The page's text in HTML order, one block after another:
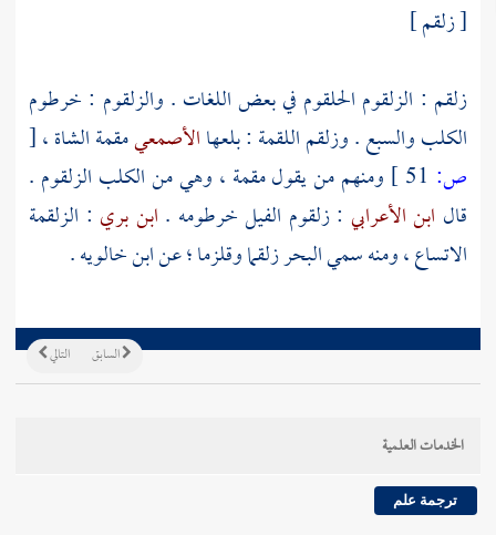
[ زلقم ]
زلقم : الزلقوم الحلقوم في بعض اللغات . والزلقوم : خرطوم
الكلب والسبع . وزلقم اللقمة : بلعهاالأصمعيمقمة الشاة ،[
ص:
ومنهم من يقول مقمة ، وهي من الكلب الزلقوم .
قال ابن الأعرابي : زلقوم الفيل خرطومه . ابن بري : الزلقمة
الاتساع ، ومنه سمي البحر زلقما وقلزما ؛ عنابن خالويه.
التالي السابق
الخدمات العلمية
ترجمة علم